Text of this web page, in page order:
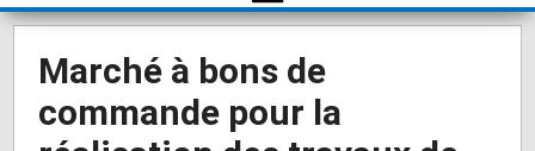
Marché à bons de
commande pour la